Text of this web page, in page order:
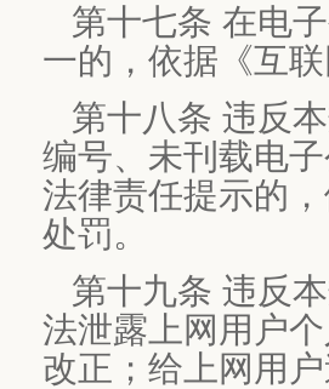
第十七条 在电
一的，依据《互
第十八条 违反
编号、未刊载电
法律责任提示的
处罚。
第十九条 违反
法泄露上网用户
改正；给上网用